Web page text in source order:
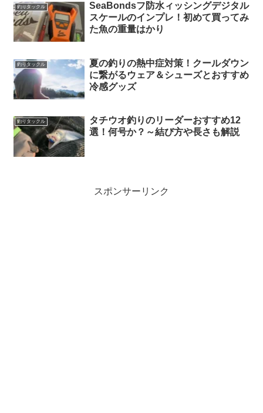
釣りタックル
SeaBondsフ防水ィッシングデジタル
スケールのインプレ！初めて買ってみ
た魚の重量はかり
釣りタックル
夏の釣りの熱中症対策！クールダウン
に繋がるウェア＆シューズとおすすめ
冷感グッズ
釣りタックル
タチウオ釣りのリーダーおすすめ12
選！何号か？～結び方や長さも解説
スポンサーリンク